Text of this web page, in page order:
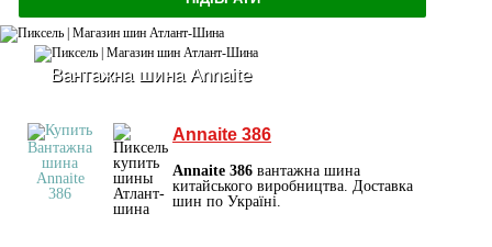
Вантажна шина Annaite
Annaite 386
Annaite 386 вантажна шина
китайського виробництва. Доставка
шин по Україні.